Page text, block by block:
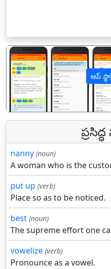
ఆప్
पिछला
nanny (noun)
A woman who is the
put up (verb)
Place so as to be noticed.
best (noun)
The supreme effort one
vowelize (verb)
Pronounce as a vowel.